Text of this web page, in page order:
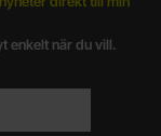
enkelt när du vill.